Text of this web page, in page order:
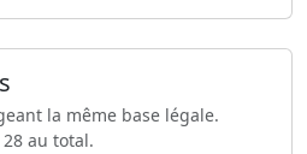
la même base légale.
au total.